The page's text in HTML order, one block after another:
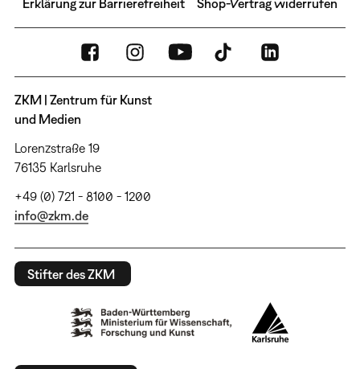
Erklärung zur Barrierefreiheit Shop-Vertrag widerrufen
ZKM | Zentrum für Kunst
und Medien
Lorenzstraße 19
76135 Karlsruhe
+49 (0) 721 - 8100 - 1200
info@zkm.de
Stifter des ZKM